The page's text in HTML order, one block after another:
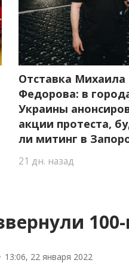
Отставка Михаила
Федорова: в
Украины
акции протеста,
ли митинг в
21 дн. назад
13:06, 22 января 2022